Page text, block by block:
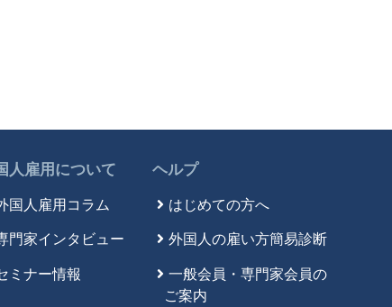
人雇用について
国人雇用コラム
門家インタビュー
ミナー情報
ヘルプ
はじめての方へ
外国人の雇い方簡易診断
一般会員・専門家会員の
ご案内